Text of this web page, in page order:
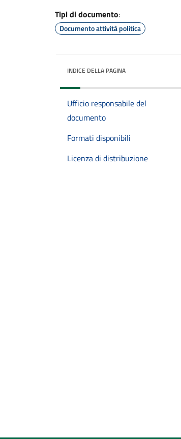
Tipi di documento:
Documento attività politica
INDICE DELLA PAGINA
Ufficio responsabile del
documento
Formati disponibili
Licenza di distribuzione